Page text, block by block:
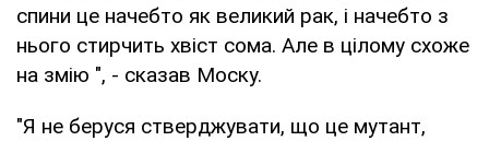
спини це начебто як великий рак, і начебто з
нього стирчить хвіст сома. Але в цілому схоже
на змію ", - сказав Моску.
"Я не беруся стверджувати, що це мутант,